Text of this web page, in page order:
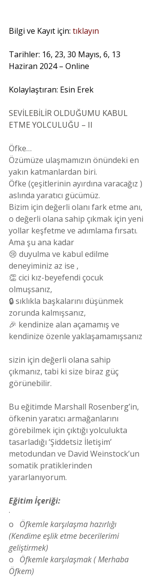
Bilgi ve Kayıt için: tıklayın
Tarihler: 16, 23, 30 Mayıs, 6, 13
Haziran 2024 – Online
Kolaylaştıran: Esin Erek
SEVİLEBİLİR OLDUĞUMU KABUL
ETME YOLCULUĞU – II
Öfke…
Özümüze ulaşmamızın önündeki en
yakın katmanlardan biri.
Öfke (çeşitlerinin ayırdına varacağız )
aslında yaratıcı gücümüz.
Bizim için değerli olanı fark etme anı,
o değerli olana sahip çıkmak için yeni
yollar keşfetme ve adımlama fırsatı.
Ama şu ana kadar
😢 duyulma ve kabul edilme
deneyiminiz az ise ,
👏 cici kız-beyefendi çocuk
olmuşsanız,
🔒 sıklıkla başkalarını düşünmek
zorunda kalmışsanız,
🎉 kendinize alan açamamış ve
kendinize özenle yaklaşamamışsanız
sizin için değerli olana sahip
çıkmanız, tabi ki size biraz güç
görünebilir.
Bu eğitimde Marshall Rosenberg’in,
öfkenin yaratıcı armağanlarını
görebilmek için çıktığı yolculukta
tasarladığı ‘Şiddetsiz İletişim’
metodundan ve David Weinstock’un
somatik pratiklerinden
yararlanıyorum.
Eğitim İçeriği:
·
o Öfkemle karşılaşma hazırlığı
(Kendime eşlik etme becerilerimi
geliştirmek)
o Öfkemle karşılaşmak ( Merhaba
Öfkem)